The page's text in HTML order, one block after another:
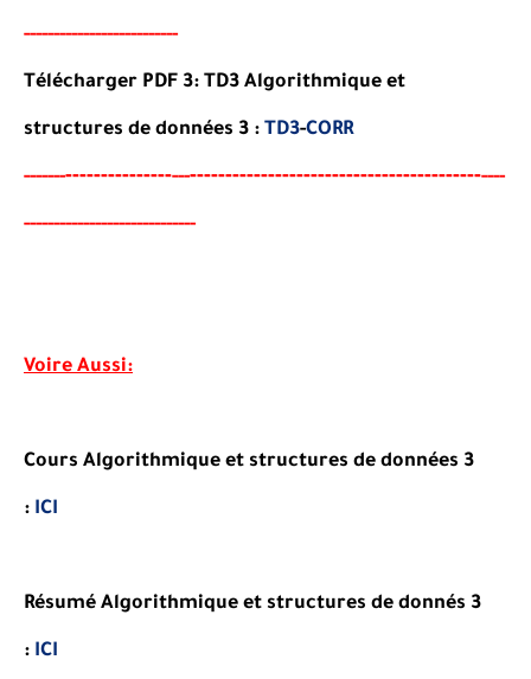
--------------------------
Télécharger PDF 3: TD3 Algorithmique et
structures de données 3 : TD3-CORR
----------------------------------------------------------------------
-----------------------------
Voire Aussi:
Cours Algorithmique et structures de données 3
: ICI
Résumé Algorithmique et structures de donnés 3
: ICI